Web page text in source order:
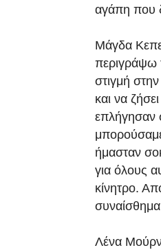
αγάπη που
Μάγδα
περιγράψω
στιγμή
και να
επλήγησαν
μπορούσαμε
ήμασταν
για όλους
κίνητρο.
Λένα